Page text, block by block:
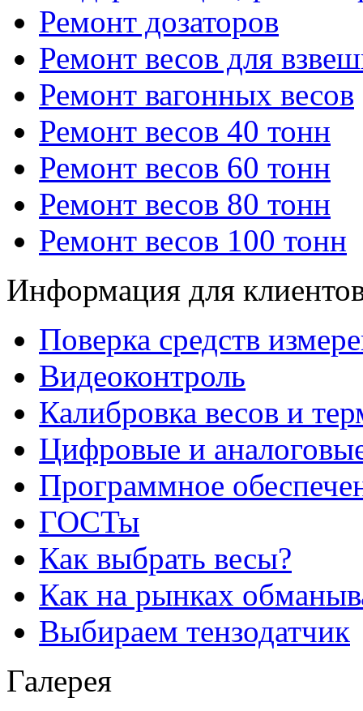
Ремонт дозаторов
Ремонт весов для
Ремонт вагонных весов
Ремонт весов 40 тонн
Ремонт весов 60 тонн
Ремонт весов 80 тонн
Ремонт весов 100 тонн
Информация для
Поверка средств
Видеоконтроль
Калибровка весов и
Цифровые и
Программное
ГОСТы
Как выбрать весы?
Как на рынках
Выбираем тензодатчик
Галерея